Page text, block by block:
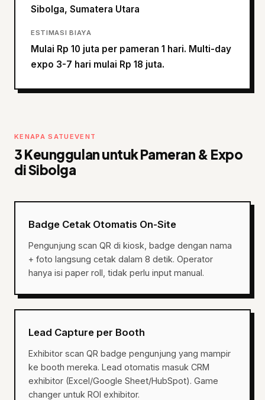
Sibolga, Sumatera Utara
ESTIMASI BIAYA
Mulai Rp 10 juta per pameran 1 hari. Multi-day
expo 3-7 hari mulai Rp 18 juta.
KENAPA SATUEVENT
3 Keunggulan untuk Pameran & Expo
di Sibolga
Badge Cetak Otomatis On-Site
Pengunjung scan QR di kiosk, badge dengan nama
+ foto langsung cetak dalam 8 detik. Operator
hanya isi paper roll, tidak perlu input manual.
Lead Capture per Booth
Exhibitor scan QR badge pengunjung yang mampir
ke booth mereka. Lead otomatis masuk CRM
exhibitor (Excel/Google Sheet/HubSpot). Game
changer untuk ROI exhibitor.